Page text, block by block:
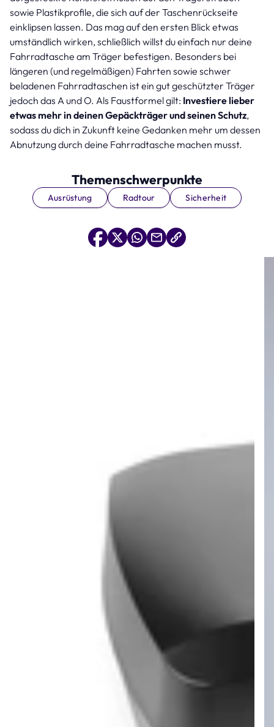
sowie Plastikprofile, die sich auf der Taschenrückseite
einklipsen lassen. Das mag auf den ersten Blick etwas
umständlich wirken, schließlich willst du einfach nur deine
Fahrradtasche am Träger befestigen. Besonders bei
längeren (und regelmäßigen) Fahrten sowie schwer
beladenen Fahrradtaschen ist ein gut geschützter Träger
jedoch das A und O. Als Faustformel gilt: Investiere lieber
etwas mehr in deinen Gepäckträger und seinen Schutz,
sodass du dich in Zukunft keine Gedanken mehr um dessen
Abnutzung durch deine Fahrradtasche machen musst.
Themenschwerpunkte
Ausrüstung Radtour Sicherheit